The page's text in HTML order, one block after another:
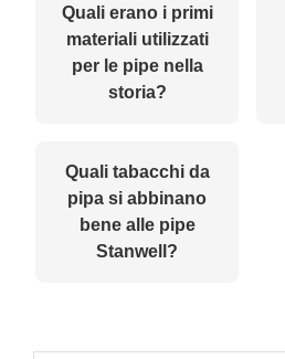
Quali erano i primi
materiali utilizzati
per le pipe nella
storia?
Quali tabacchi da
pipa si abbinano
bene alle pipe
Stanwell?